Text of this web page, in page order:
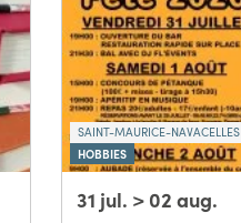
SAINT-MAURICE-NAVACELLES
HOBBIES
31 jul. > 02 aug.